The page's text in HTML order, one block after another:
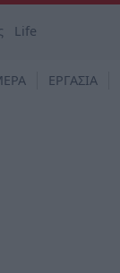
Life
ΕΡΓΑΣΙΑ